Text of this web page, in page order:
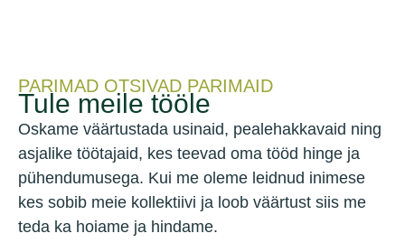
PARIMAD OTSIVAD PARIMAID
Tule meile tööle
Oskame väärtustada usinaid, pealehakkavaid ning
asjalike töötajaid, kes teevad oma tööd hinge ja
pühendumusega. Kui me oleme leidnud inimese
kes sobib meie kollektiivi ja loob väärtust siis me
teda ka hoiame ja hindame.